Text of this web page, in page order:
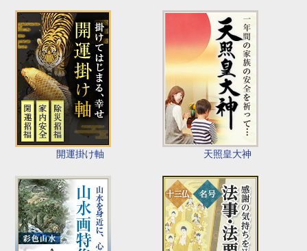
開運掛け軸 天照皇大神